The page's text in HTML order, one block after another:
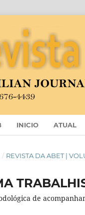
INICIO ATUAL
/ REVISTA DA ABET |
de